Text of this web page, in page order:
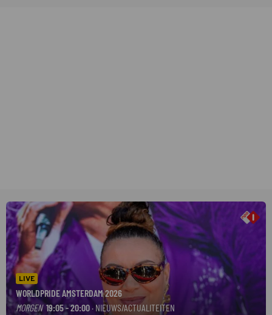
LIVE
WORLDPRIDE AMSTERDAM 2026
MORGEN 19:05 - 20:00· NIEUWS/ACTUALITEITEN